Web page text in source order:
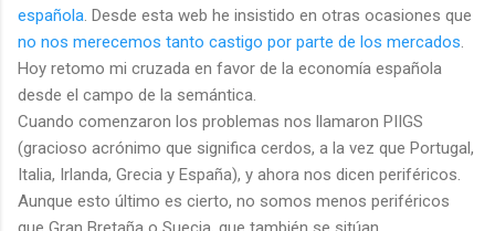
española . Desde esta web he insistido en otras ocasiones que
no nos merecemos tanto castigo por parte de los mercados
Hoy retomo mi cruzada en favor de la economía española
desde el campo de la semántica.
Cuando comenzaron los problemas nos llamaron PIIGS
(gracioso acrónimo que significa cerdos, a la vez que Portugal,
Italia, Irlanda, Grecia y España), y ahora nos dicen periféricos.
Aunque esto último es cierto, no somos menos periféricos